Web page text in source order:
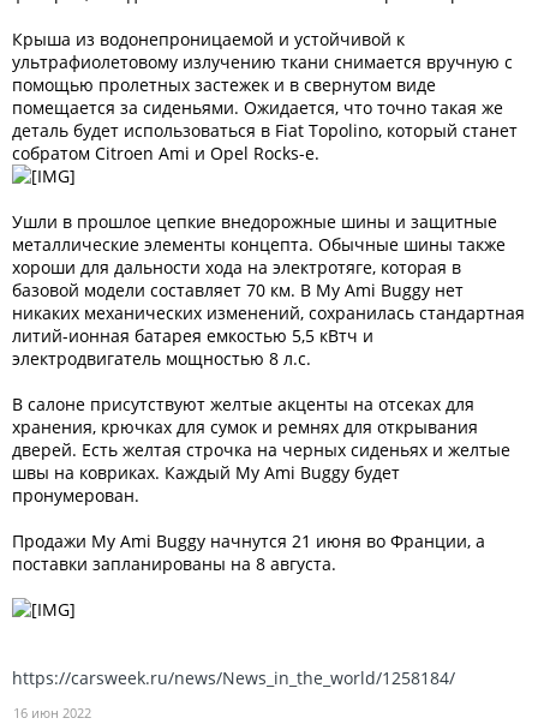
Крыша из водонепроницаемой и устойчивой к
ультрафиолетовому излучению ткани снимается вручную с
помощью пролетных застежек и в свернутом виде
помещается за сиденьями. Ожидается, что точно такая же
деталь будет использоваться в Fiat Topolino, который станет
собратом Citroen Ami и Opel Rocks-e.
Ушли в прошлое цепкие внедорожные шины и защитные
металлические элементы концепта. Обычные шины также
хороши для дальности хода на электротяге, которая в
базовой модели составляет 70 км. В My Ami Buggy нет
никаких механических изменений, сохранилась стандартная
литий-ионная батарея емкостью 5,5 кВтч и
электродвигатель мощностью 8 л.с.
В салоне присутствуют желтые акценты на отсеках для
хранения, крючках для сумок и ремнях для открывания
дверей. Есть желтая строчка на черных сиденьях и желтые
швы на ковриках. Каждый My Ami Buggy будет
пронумерован.
Продажи My Ami Buggy начнутся 21 июня во Франции, а
поставки запланированы на 8 августа.
https://carsweek.ru/news/News_in_the_world/1258184/
16 июн 2022